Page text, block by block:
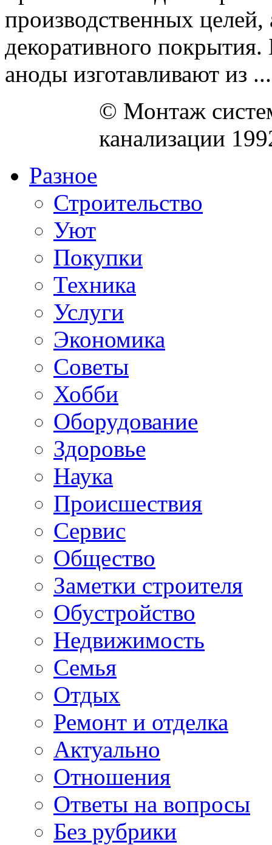
производственных целей,
декоративного
аноды изготавливают из ...
© Монтаж
канализации
Разное
Строительство
Уют
Покупки
Техника
Услуги
Экономика
Советы
Хобби
Oборудование
Здоровье
Наука
Происшествия
Сервис
Общество
Заметки строителя
Обустройство
Недвижимость
Семья
Отдых
Ремонт и отделка
Актуально
Отношения
Ответы на вопросы
Без рубрики